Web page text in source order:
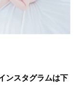
ンスタグラムは下